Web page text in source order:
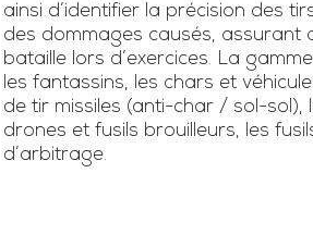
ainsi d’identifier la précision des
des dommages causés, assurant
bataille lors d’exercices. La
les fantassins, les chars et
de tir missiles (anti-char / sol-sol),
drones et fusils brouilleurs, les
d’arbitrage.